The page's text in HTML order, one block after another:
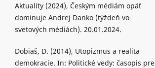
Aktuality (2024), Českým médiám opäť
dominuje Andrej Danko (týždeň vo
svetových médiách). 20.01.2024.
Dobiaš, D. (2014), Utopizmus a realita
demokracie. In: Politické vedy: časopis pre